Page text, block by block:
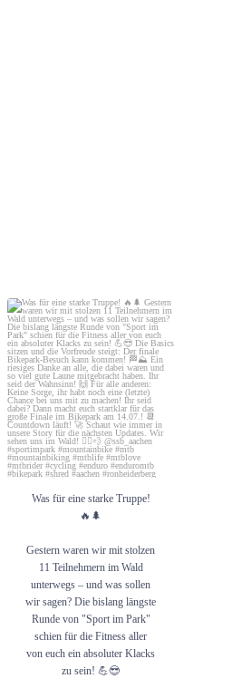
Was für eine starke Truppe! 🔥🌲
Gestern waren wir mit stolzen 11
Teilnehmern im Wald unterwegs – und
was sollen wir sagen? Die bislang
längste Runde von "Sport im Park"
schien für die Fitness aller von euch
ein absoluter Klacks zu sein! 💪😎
Die Basics sitzen und die Vorfreude
steigt: Der finale Bikepark-Besuch
kann kommen! 🏁⛰️
Ein riesiges Danke an alle, die dabei
mitgebracht haben. Ihr seid der
Wahnsinn! 🙌
noch eine (letzte) Chance bei uns mit
macht euch startklar für das große
Finale im Bikepark am 14.07.! 📆
Countdown läuft! 🚀
Schaut wie immer in unsere Story für
die nächsten Updates. Wir sehen uns
im Wald! 🚴‍♂️💨
@ssb_aachen
Was für eine starke Truppe!
🔥🌲
Gestern waren wir mit stolzen
11 Teilnehmern im Wald
unterwegs – und was sollen
wir sagen? Die bislang längste
Runde von "Sport im Park"
schien für die Fitness aller
von euch ein absoluter Klacks
zu sein! 💪😎